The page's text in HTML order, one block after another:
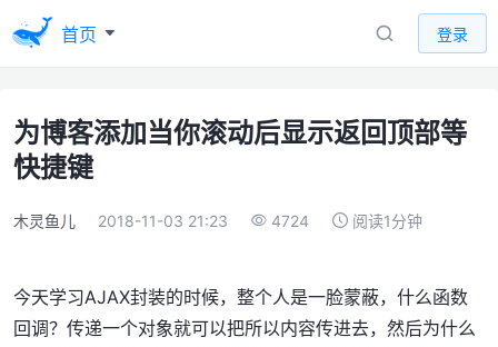
首页 登录
为博客添加当你滚动后显示返回顶部等
快捷键
木灵鱼儿 2018-11-03 21:23 4724 阅读1分钟
今天学习AJAX封装的时候，整个人是一脸蒙蔽，什么函数
回调？传递一个对象就可以把所以内容传进去，然后为什么